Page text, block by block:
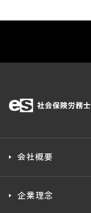
会社概要
企業理念